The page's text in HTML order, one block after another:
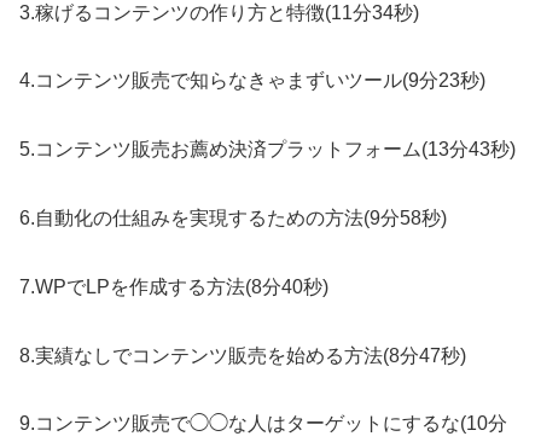
3.稼げるコンテンツの作り方と特徴(11分34秒)
4.コンテンツ販売で知らなきゃまずいツール(9分23秒)
5.コンテンツ販売お薦め決済プラットフォーム(13分43秒)
6.自動化の仕組みを実現するための方法(9分58秒)
7.WPでLPを作成する方法(8分40秒)
8.実績なしでコンテンツ販売を始める方法(8分47秒)
9.コンテンツ販売で◯◯な人はターゲットにするな(10分